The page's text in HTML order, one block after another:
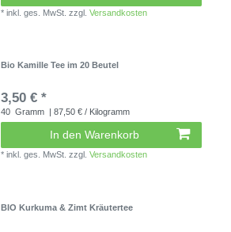
*inkl. ges. MwSt. zzgl.Versandkosten
Bio Kamille Tee im 20 Beutel
3,50 € *
40 Gramm | 87,50 € / Kilogramm
In den Warenkorb
*inkl. ges. MwSt. zzgl.Versandkosten
BIO Kurkuma & Zimt Kräutertee